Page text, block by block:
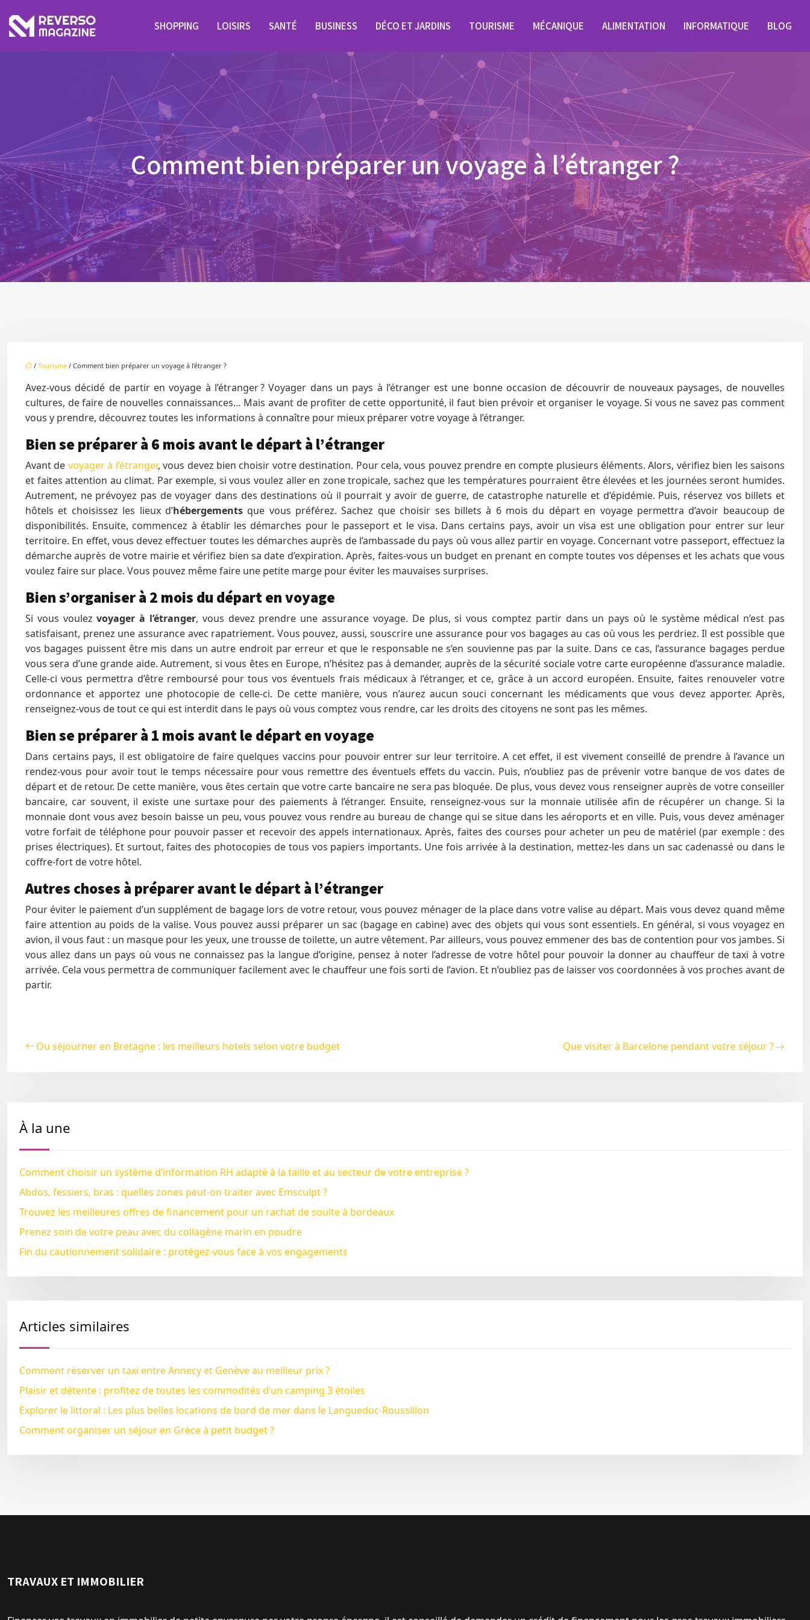
SHOPPING LOISIRS SANTÉ BUSINESS DÉCO ET JARDINS TOURISME MÉCANIQUE ALIMENTATION INFORMATIQUE BLOG
Comment bien préparer un voyage à l’étranger ?
/ Tourisme / Comment bien préparer un voyage à l’étranger ?
Avez-vous décidé de partir en voyage à l’étranger ? Voyager dans un pays à l’étranger est une bonne occasion de découvrir de nouveaux paysages, de nouvelles
cultures, de faire de nouvelles connaissances… Mais avant de profiter de cette opportunité, il faut bien prévoir et organiser le voyage. Si vous ne savez pas comment
vous y prendre, découvrez toutes les informations à connaître pour mieux préparer votre voyage à l’étranger.
Bien se préparer à 6 mois avant le départ à l’étranger
Avant de voyager à l’étranger, vous devez bien choisir votre destination. Pour cela, vous pouvez prendre en compte plusieurs éléments. Alors, vérifiez bien les saisons
et faites attention au climat. Par exemple, si vous voulez aller en zone tropicale, sachez que les températures pourraient être élevées et les journées seront humides.
Autrement, ne prévoyez pas de voyager dans des destinations où il pourrait y avoir de guerre, de catastrophe naturelle et d’épidémie. Puis, réservez vos billets et
hôtels et choisissez les lieux d’hébergementsque vous préférez. Sachez que choisir ses billets à 6 mois du départ en voyage permettra d’avoir beaucoup de
disponibilités. Ensuite, commencez à établir les démarches pour le passeport et le visa. Dans certains pays, avoir un visa est une obligation pour entrer sur leur
territoire. En effet, vous devez effectuer toutes les démarches auprès de l’ambassade du pays où vous allez partir en voyage. Concernant votre passeport, effectuez la
démarche auprès de votre mairie et vérifiez bien sa date d’expiration. Après, faites-vous un budget en prenant en compte toutes vos dépenses et les achats que vous
voulez faire sur place. Vous pouvez même faire une petite marge pour éviter les mauvaises surprises.
Bien s’organiser à 2 mois du départ en voyage
Si vous voulezvoyager à l’étranger, vous devez prendre une assurance voyage. De plus, si vous comptez partir dans un pays où le système médical n’est pas
satisfaisant, prenez une assurance avec rapatriement. Vous pouvez, aussi, souscrire une assurance pour vos bagages au cas où vous les perdriez. Il est possible que
vos bagages puissent être mis dans un autre endroit par erreur et que le responsable ne s’en souvienne pas par la suite. Dans ce cas, l’assurance bagages perdue
vous sera d’une grande aide. Autrement, si vous êtes en Europe, n’hésitez pas à demander, auprès de la sécurité sociale votre carte européenne d’assurance maladie.
Celle-ci vous permettra d’être remboursé pour tous vos éventuels frais médicaux à l’étranger, et ce, grâce à un accord européen. Ensuite, faites renouveler votre
ordonnance et apportez une photocopie de celle-ci. De cette manière, vous n’aurez aucun souci concernant les médicaments que vous devez apporter. Après,
renseignez-vous de tout ce qui est interdit dans le pays où vous comptez vous rendre, car les droits des citoyens ne sont pas les mêmes.
Bien se préparer à 1 mois avant le départ en voyage
Dans certains pays, il est obligatoire de faire quelques vaccins pour pouvoir entrer sur leur territoire. A cet effet, il est vivement conseillé de prendre à l’avance un
rendez-vous pour avoir tout le temps nécessaire pour vous remettre des éventuels effets du vaccin. Puis, n’oubliez pas de prévenir votre banque de vos dates de
départ et de retour. De cette manière, vous êtes certain que votre carte bancaire ne sera pas bloquée. De plus, vous devez vous renseigner auprès de votre conseiller
bancaire, car souvent, il existe une surtaxe pour des paiements à l’étranger. Ensuite, renseignez-vous sur la monnaie utilisée afin de récupérer un change. Si la
monnaie dont vous avez besoin baisse un peu, vous pouvez vous rendre au bureau de change qui se situe dans les aéroports et en ville. Puis, vous devez aménager
votre forfait de téléphone pour pouvoir passer et recevoir des appels internationaux. Après, faites des courses pour acheter un peu de matériel (par exemple : des
prises électriques). Et surtout, faites des photocopies de tous vos papiers importants. Une fois arrivée à la destination, mettez-les dans un sac cadenassé ou dans le
coffre-fort de votre hôtel.
Autres choses à préparer avant le départ à l’étranger
Pour éviter le paiement d’un supplément de bagage lors de votre retour, vous pouvez ménager de la place dans votre valise au départ. Mais vous devez quand même
faire attention au poids de la valise. Vous pouvez aussi préparer un sac (bagage en cabine) avec des objets qui vous sont essentiels. En général, si vous voyagez en
avion, il vous faut : un masque pour les yeux, une trousse de toilette, un autre vêtement. Par ailleurs, vous pouvez emmener des bas de contention pour vos jambes. Si
vous allez dans un pays où vous ne connaissez pas la langue d’origine, pensez à noter l’adresse de votre hôtel pour pouvoir la donner au chauffeur de taxi à votre
arrivée. Cela vous permettra de communiquer facilement avec le chauffeur une fois sorti de l’avion. Et n’oubliez pas de laisser vos coordonnées à vos proches avant de
partir.
Ou séjourner en Bretagne : les meilleurs hotels selon votre budget Que visiter à Barcelone pendant votre séjour ?
À la une
Comment choisir un système d’information RH adapté à la taille et au secteur de votre entreprise ?
Abdos, fessiers, bras : quelles zones peut-on traiter avec Emsculpt ?
Trouvez les meilleures offres de financement pour un rachat de soulte à bordeaux
Prenez soin de votre peau avec du collagène marin en poudre
Fin du cautionnement solidaire : protégez-vous face à vos engagements
Articles similaires
Comment réserver un taxi entre Annecy et Genève au meilleur prix ?
Plaisir et détente : profitez de toutes les commodités d’un camping 3 étoiles
Explorer le littoral : Les plus belles locations de bord de mer dans le Languedoc-Roussillon
Comment organiser un séjour en Grèce à petit budget ?
TRAVAUX ET IMMOBILIER